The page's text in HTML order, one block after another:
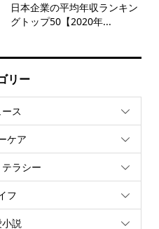
日本企業の平均年収ランキン
グトップ50【2020年...
リー
ス
ケア
ラシー
フ
説